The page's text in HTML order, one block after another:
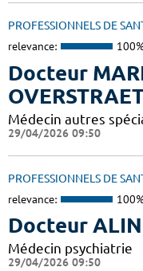
PROFESSIONNELS DE
relevance:
Docteur
Médecin autres
29/04/2026 09:50
PROFESSIONNELS DE
relevance:
Docteur
Médecin psychiatrie
29/04/2026 09:50